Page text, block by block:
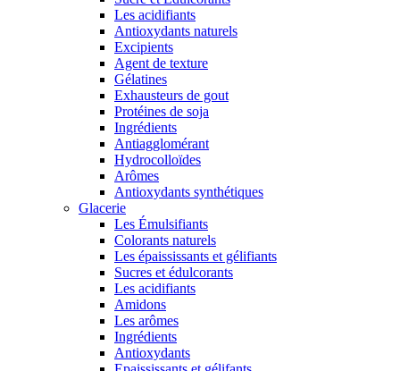
Les acidifiants
Antioxydants naturels
Excipients
Agent de texture
Gélatines
Exhausteurs de gout
Protéines de soja
Ingrédients
Antiagglomérant
Hydrocolloïdes
Arômes
Antioxydants synthétiques
Glacerie
Les Émulsifiants
Colorants naturels
Les épaississants et gélifiants
Sucres et édulcorants
Les acidifiants
Amidons
Les arômes
Ingrédients
Antioxydants